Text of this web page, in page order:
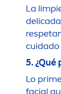
La
delicada
cuidado
5.
Lo
facial